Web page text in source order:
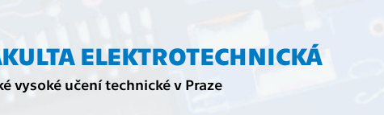
ELEKTROTECHNICKÁ
vysoké učení technické v Praze